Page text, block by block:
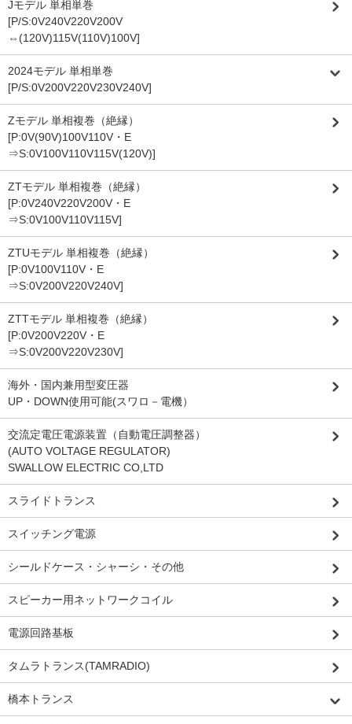
Jモデル 単相単巻
[P/S:0V240V220V200V
⇔(120V)115V(110V)100V]
2024モデル 単相単巻
[P/S:0V200V220V230V240V]
Zモデル 単相複巻（絶縁）
[P:0V(90V)100V110V・E
⇒S:0V100V110V115V(120V)]
ZTモデル 単相複巻（絶縁）
[P:0V240V220V200V・E
⇒S:0V100V110V115V]
ZTUモデル 単相複巻（絶縁）
[P:0V100V110V・E
⇒S:0V200V220V240V]
ZTTモデル 単相複巻（絶縁）
[P:0V200V220V・E
⇒S:0V200V220V230V]
海外・国内兼用型変圧器
UP・DOWN使用可能(スワロ－電機）
交流定電圧電源装置（自動電圧調整器）
(AUTO VOLTAGE REGULATOR)
SWALLOW ELECTRIC CO,LTD
スライドトランス
スイッチング電源
シールドケース・シャーシ・その他
スピーカー用ネットワークコイル
電源回路基板
タムラトランス(TAMRADIO)
橋本トランス